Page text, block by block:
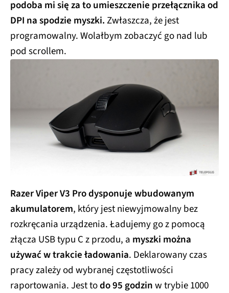
podoba mi się za to umieszczenie przełącznika od
DPI na spodzie myszki.Zwłaszcza, że jest
programowalny. Wolałbym zobaczyć go nad lub
pod scrollem.
Razer Viper V3 Pro dysponuje wbudowanym
akumulatorem, który jest niewyjmowalny bez
rozkręcania urządzenia. Ładujemy go z pomocą
złącza USB typu C z przodu, a myszki można
używać w trakcie ładowania. Deklarowany czas
pracy zależy od wybranej częstotliwości
raportowania. Jest todo 95 godzinw trybie 1000